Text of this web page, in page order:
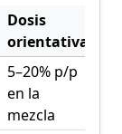
Dosis
orientativa
5–20% p/p
en la
mezcla